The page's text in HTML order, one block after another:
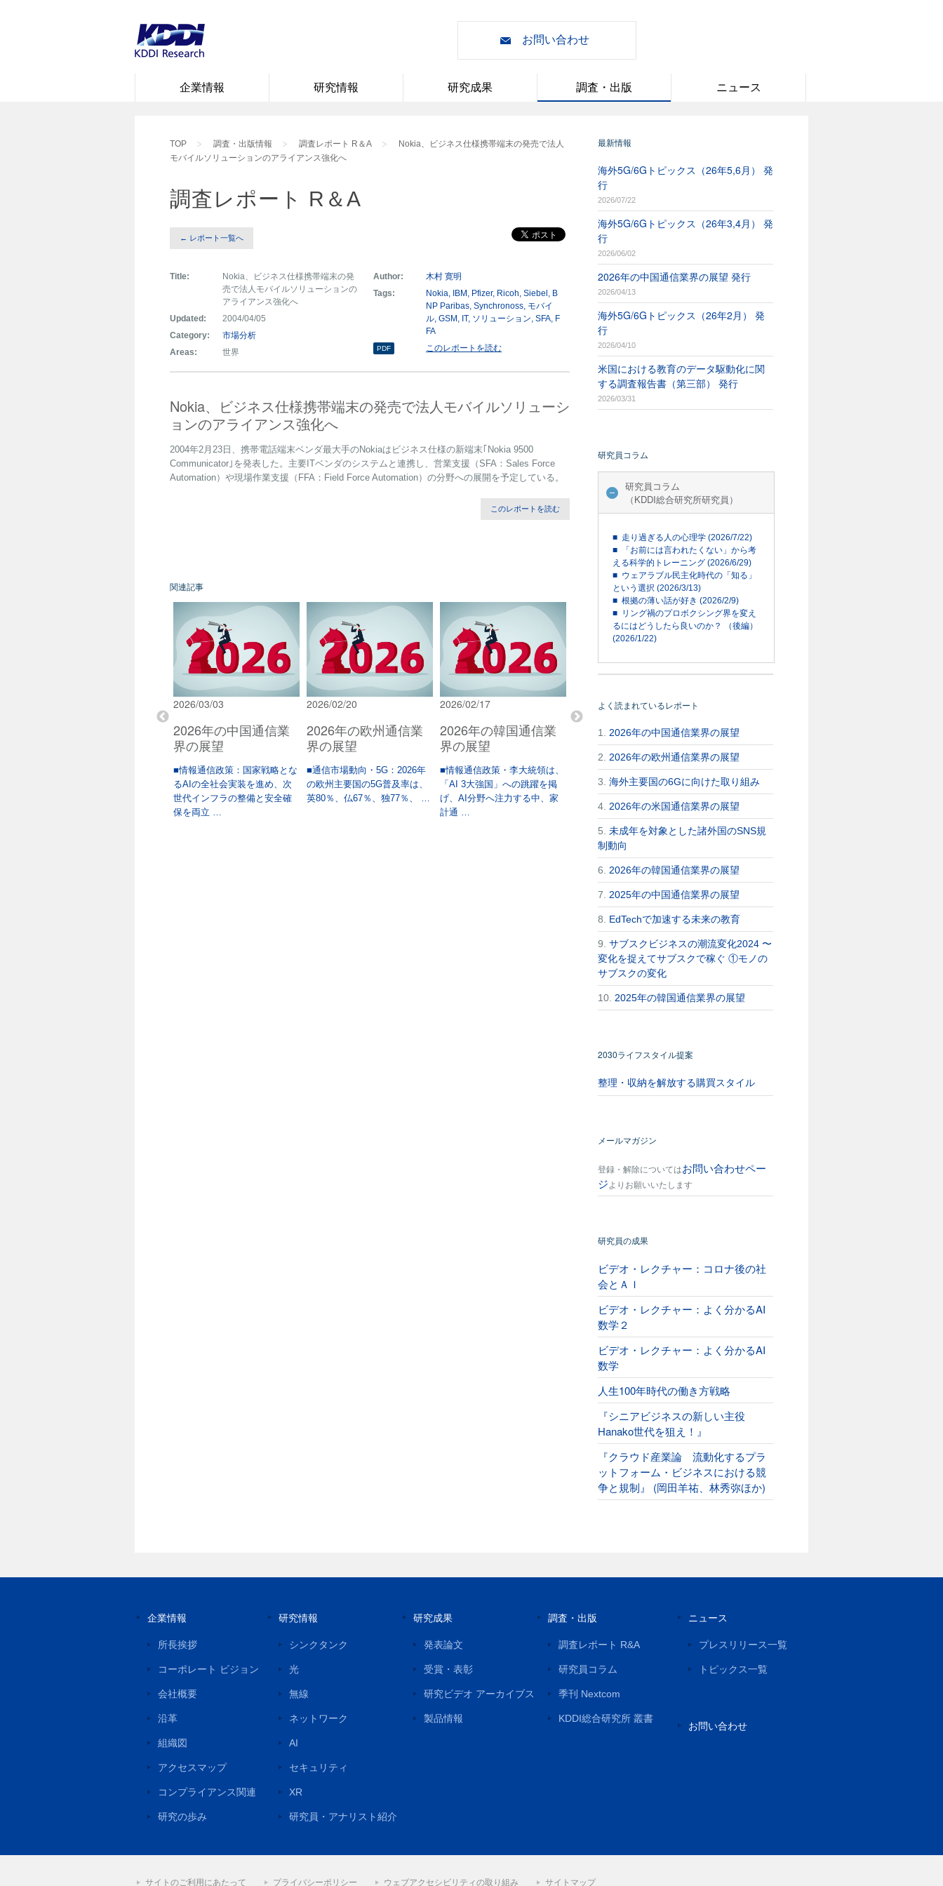
お問い合わせ
企業情報 研究情報 研究成果 調査・出版 ニュース
TOP 調査・出版情報 調査レポート R＆A
Nokia、ビジネス仕様携帯端末の発売で法人
モバイルソリューションのアライアンス強化へ
調査レポート R＆A
← レポート一覧へ
Title:
Nokia、ビジネス仕様携帯端末の発
売で法人モバイルソリューションの
アライアンス強化へ
Updated:
2004/04/05
Category:
市場分析
Areas:
世界
Author:
木村 寛明
Tags:
Nokia IBM Pfizer Ricoh Siebel B
NP Paribas Synchronoss モバイ
ル GSM IT ソリューション SFA F
FA
PDF このレポートを読む
Nokia、ビジネス仕様携帯端末の発売で法人モバイルソリューシ
ョンのアライアンス強化へ
2004年2月23日、携帯電話端末ベンダ最大手のNokiaはビジネス仕様の新端末｢Nokia 9500
Communicator｣を発表した。主要ITベンダのシステムと連携し、営業支援（SFA：Sales Force
Automation）や現場作業支援（FFA：Field Force Automation）の分野への展開を予定している。
このレポートを読む
関連記事
2026/03/03
2026年の中国通信業
界の展望
■情報通信政策：国家戦略とな
るAIの全社会実装を進め、次
世代インフラの整備と安全確
保を両立 …
2026/02/20
2026年の欧州通信業
界の展望
■通信市場動向・5G：2026年
の欧州主要国の5G普及率は、
英80％、仏67％、独77％、 …
2026/02/17
2026年の韓国通信業
界の展望
■情報通信政策・李大統領は、
「AI 3大強国」への跳躍を掲
げ、AI分野へ注力する中、家
計通 …
2026/02/02
2026年の米国通信業
界の展望
目次 • サマリー• 情報通信政策
全般• 無線・衛星ブロードバン
ド用周 …
2026年の中国通信業
界の展望
■情報通信政策：国家戦略とな
るAIの全社会実装を進め、次
世代インフラの整備と安全確
保を両立 …
最新情報
海外5G/6Gトピックス（26年5,6月） 発
行
2026/07/22
海外5G/6Gトピックス（26年3,4月） 発
行
2026/06/02
2026年の中国通信業界の展望 発行
2026/04/13
海外5G/6Gトピックス（26年2月） 発
行
2026/04/10
米国における教育のデータ駆動化に関
する調査報告書（第三部） 発行
2026/03/31
研究員コラム
研究員コラム
（KDDI総合研究所研究員）
■ 走り過ぎる人の心理学 (2026/7/22)
■ 「お前には言われたくない」から考
える科学的トレーニング (2026/6/29)
■ ウェアラブル民主化時代の「知る」
という選択 (2026/3/13)
■ 根拠の薄い話が好き (2026/2/9)
■ リング禍のプロボクシング界を変え
るにはどうしたら良いのか？ （後編）
(2026/1/22)
よく読まれているレポート
1. 2026年の中国通信業界の展望
2. 2026年の欧州通信業界の展望
3. 海外主要国の6Gに向けた取り組み
4. 2026年の米国通信業界の展望
5. 未成年を対象とした諸外国のSNS規
制動向
6. 2026年の韓国通信業界の展望
7. 2025年の中国通信業界の展望
8. EdTechで加速する未来の教育
9. サブスクビジネスの潮流変化2024 〜
変化を捉えてサブスクで稼ぐ ①モノの
サブスクの変化
10. 2025年の韓国通信業界の展望
2030ライフスタイル提案
整理・収納を解放する購買スタイル
メールマガジン
登録・解除についてはお問い合わせペー
ジよりお願いいたします
研究員の成果
ビデオ・レクチャー：コロナ後の社
会とＡＩ
ビデオ・レクチャー：よく分かるAI
数学２
ビデオ・レクチャー：よく分かるAI
数学
人生100年時代の働き方戦略
『シニアビジネスの新しい主役
Hanako世代を狙え！』
『クラウド産業論 流動化するプラ
ットフォーム・ビジネスにおける競
争と規制』 (岡田羊祐、林秀弥ほか)
企業情報
所長挨拶
コーポレート ビジョン
会社概要
沿革
組織図
アクセスマップ
コンプライアンス関連
研究の歩み
研究情報
シンクタンク
光
無線
ネットワーク
AI
セキュリティ
XR
研究員・アナリスト紹介
研究成果
発表論文
受賞・表彰
研究ビデオ アーカイブス
製品情報
調査・出版
調査レポート R&A
研究員コラム
季刊 Nextcom
KDDI総合研究所 叢書
ニュース
プレスリリース一覧
トピックス一覧
お問い合わせ
サイトのご利用にあたって プライバシーポリシー ウェブアクセシビリティの取り組み サイトマップ